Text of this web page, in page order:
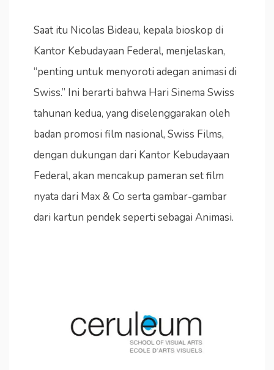
Saat itu Nicolas Bideau, kepala bioskop di
Kantor Kebudayaan Federal, menjelaskan,
“penting untuk menyoroti adegan animasi di
Swiss.” Ini berarti bahwa Hari Sinema Swiss
tahunan kedua, yang diselenggarakan oleh
badan promosi film nasional, Swiss Films,
dengan dukungan dari Kantor Kebudayaan
Federal, akan mencakup pameran set film
nyata dari Max & Co serta gambar-gambar
dari kartun pendek seperti sebagai Animasi.